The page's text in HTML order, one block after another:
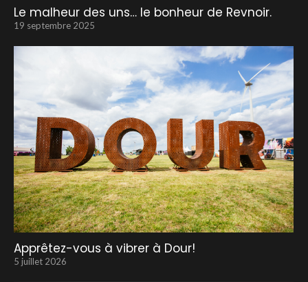
Le malheur des uns… le bonheur de Revnoir.
19 septembre 2025
Apprêtez-vous à vibrer à Dour!
5 juillet 2026